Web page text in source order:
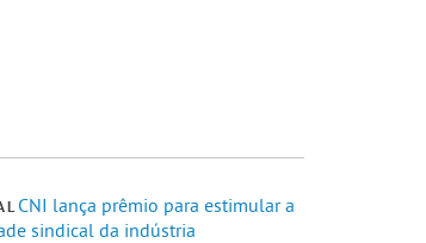
CNI lança prêmio para estimular a
sindical da indústria